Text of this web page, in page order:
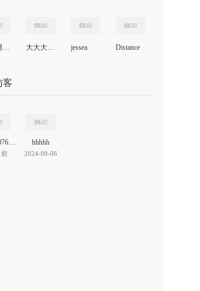
搜狐网友64890605 大大大大怪 jessea Distance
客
网友20076399849531965
前
hhhhh
2024-09-06